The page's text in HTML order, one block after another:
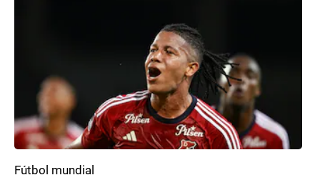
Fútbol mundial